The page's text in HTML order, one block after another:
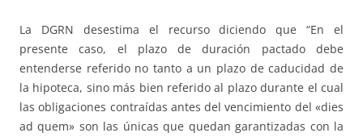
La DGRN desestima el recurso diciendo que “En el
presente caso, el plazo de duración pactado debe
entenderse referido no tanto a un plazo de caducidad de
la hipoteca, sino más bien referido al plazo durante el cual
las obligaciones contraídas antes del vencimiento del «dies
ad quem» son las únicas que quedan garantizadas con la